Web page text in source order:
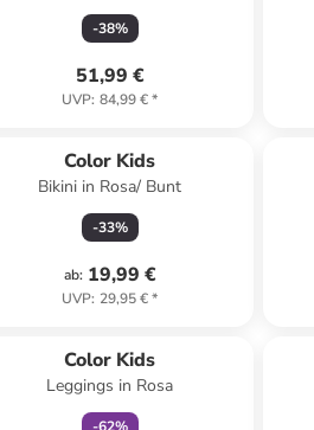
-38%
51,99 €
UVP: 84,99 €*
Color Kids
Bikini in Rosa/ Bunt
-33%
ab: 19,99 €
UVP: 29,95 €*
Color Kids
Leggings in Rosa